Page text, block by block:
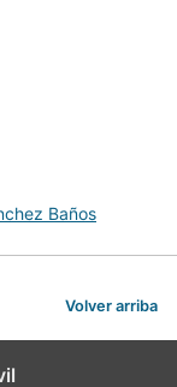
Baños
Volver arriba